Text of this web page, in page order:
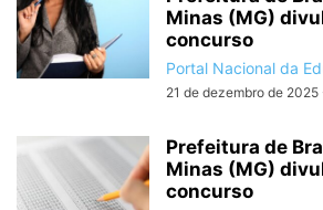
Minas (MG)
concurso
Portal Nacional da
21 de dezembro de
Prefeitura de
Minas (MG)
concurso